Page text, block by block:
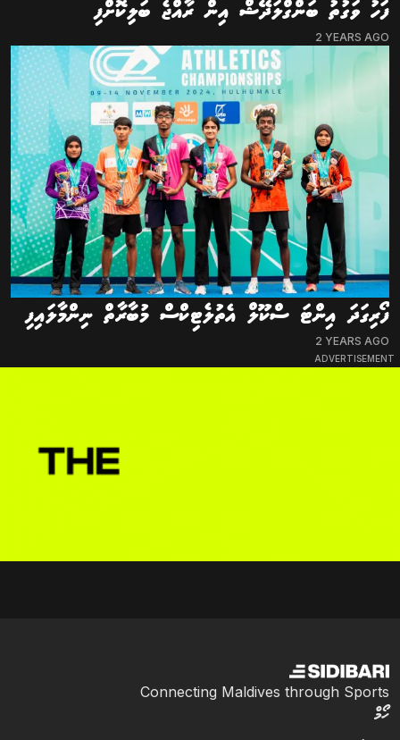
ADVERTISEMENT
ފަހު ވަގުތު ބަންގްލަދޭޝް އިން ރާއްޖެ ބަލިކޮށްފި
2 YEARS AGO
ފޯރިގަދަ އިންޓަ ސްކޫލް އެތުލެޓިކްސް މުބާރާތް ނިންމާލައިފި
2 YEARS AGO
Connecting Maldives through Sports
ހޯމް